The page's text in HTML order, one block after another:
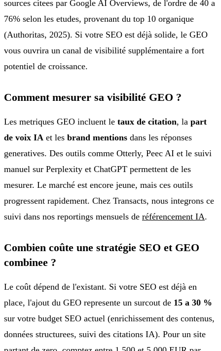
sources citees par Google AI Overviews, de l'ordre de 40 a
76% selon les etudes, provenant du top 10 organique
(Authoritas, 2025). Si votre SEO est déjà solide, le GEO
vous ouvrira un canal de visibilité supplémentaire a fort
potentiel de croissance.
Comment mesurer sa visibilité GEO ?
Les metriques GEO incluent le taux de citation, la part
de voix IA et les brand mentions dans les réponses
generatives. Des outils comme Otterly, Peec AI et le suivi
manuel sur Perplexity et ChatGPT permettent de les
mesurer. Le marché est encore jeune, mais ces outils
progressent rapidement. Chez Transacts, nous integrons ce
suivi dans nos reportings mensuels de référencement IA.
Combien coûte une stratégie SEO et GEO
combinee ?
Le coût dépend de l'existant. Si votre SEO est déjà en
place, l'ajout du GEO represente un surcout de 15 a 30 %
sur votre budget SEO actuel (enrichissement des contenus,
données structurees, suivi des citations IA). Pour un site